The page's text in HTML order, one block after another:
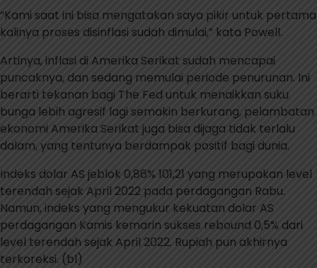
“Kami saat ini bisa mengatakan saya pikir untuk pertama
kalinya proses disinflasi sudah dimulai,” kata Powell.
Artinya, inflasi di Amerika Serikat sudah mencapai
puncaknya, dan sedang memulai periode penurunan. Ini
berarti tekanan bagi The Fed untuk menaikkan suku
bunga lebih agresif lagi semakin berkurang, pelambatan
ekonomi Amerika Serikat juga bisa dijaga tidak terlalu
dalam, yang tentunya berdampak positif bagi dunia.
Indeks dolar AS jeblok 0,86% 101,21 yang merupakan level
terendah sejak April 2022 pada perdagangan Rabu.
Namun, indeks yang mengukur kekuatan dolar AS
perdagangan Kamis kemarin sukses rebound 0,5% dari
level terendah sejak April 2022. Rupiah pun akhirnya
terkoreksi. (bl)